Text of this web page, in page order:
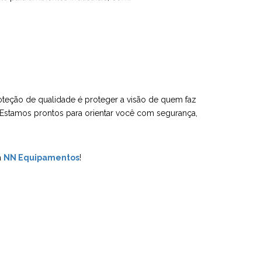
de qualidade é proteger a visão de quem faz
prontos para orientar você com segurança,
NN Equipamentos!